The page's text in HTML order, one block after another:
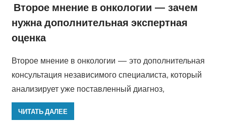
Второе мнение в онкологии — зачем
нужна дополнительная экспертная
оценка
Второе мнение в онкологии — это дополнительная
консультация независимого специалиста, который
анализирует уже поставленный диагноз,
ЧИТАТЬ ДАЛЕЕ